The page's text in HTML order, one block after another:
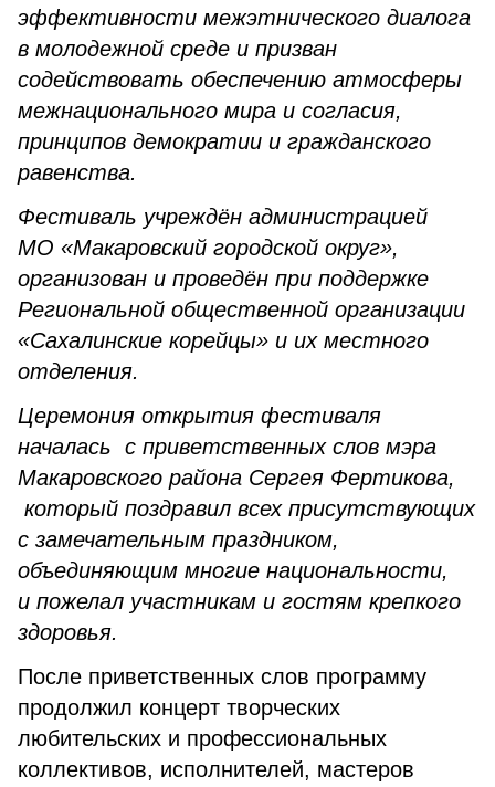
эффективности межэтнического диалога
в молодежной среде и призван
содействовать обеспечению атмосферы
межнационального мира и согласия,
принципов демократии и гражданского
равенства.
Фестиваль учреждён администрацией
МО «Макаровский городской округ»,
организован и проведён при поддержке
Региональной общественной организации
«Сахалинские корейцы» и их местного
отделения.
Церемония открытия фестиваля
началась с приветственных слов мэра
Макаровского района Сергея Фертикова,
который поздравил всех присутствующих
с замечательным праздником,
объединяющим многие национальности,
и пожелал участникам и гостям крепкого
здоровья.
После приветственных слов программу
продолжил концерт творческих
любительских и профессиональных
коллективов, исполнителей, мастеров